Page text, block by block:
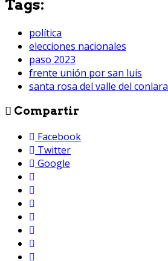
Tags:
política
elecciones nacionales
paso 2023
frente unión por san luis
santa rosa del valle del conlara
Compartir
Facebook
Twitter
Google